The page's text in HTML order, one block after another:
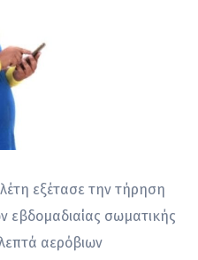
εξέτασε την τήρηση
εβδομαδιαίας σωματικής
αερόβιων